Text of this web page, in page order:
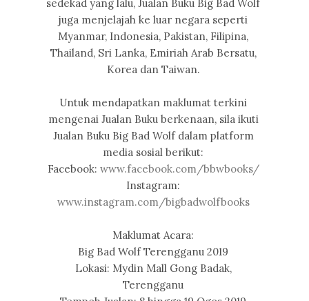
sedekad yang lalu, Jualan Buku Big Bad Wolf
juga menjelajah ke luar negara seperti
Myanmar, Indonesia, Pakistan, Filipina,
Thailand, Sri Lanka, Emiriah Arab Bersatu,
Korea dan Taiwan.
Untuk mendapatkan maklumat terkini
mengenai Jualan Buku berkenaan, sila ikuti
Jualan Buku Big Bad Wolf dalam platform
media sosial berikut:
Facebook: www.facebook.com/bbwbooks/
Instagram:
www.instagram.com/bigbadwolfbooks
Maklumat Acara:
Big Bad Wolf Terengganu 2019
Lokasi: Mydin Mall Gong Badak,
Terengganu